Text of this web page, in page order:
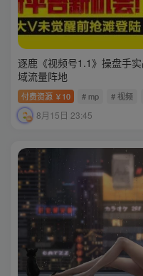
逐鹿《视频号1.1》操盘手
域流量阵地
付费资源 ￥ 10 # mp # 视频
8月15日 23:45